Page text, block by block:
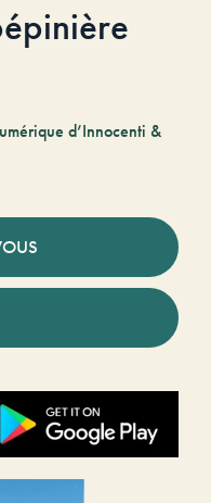
d’Innocenti &